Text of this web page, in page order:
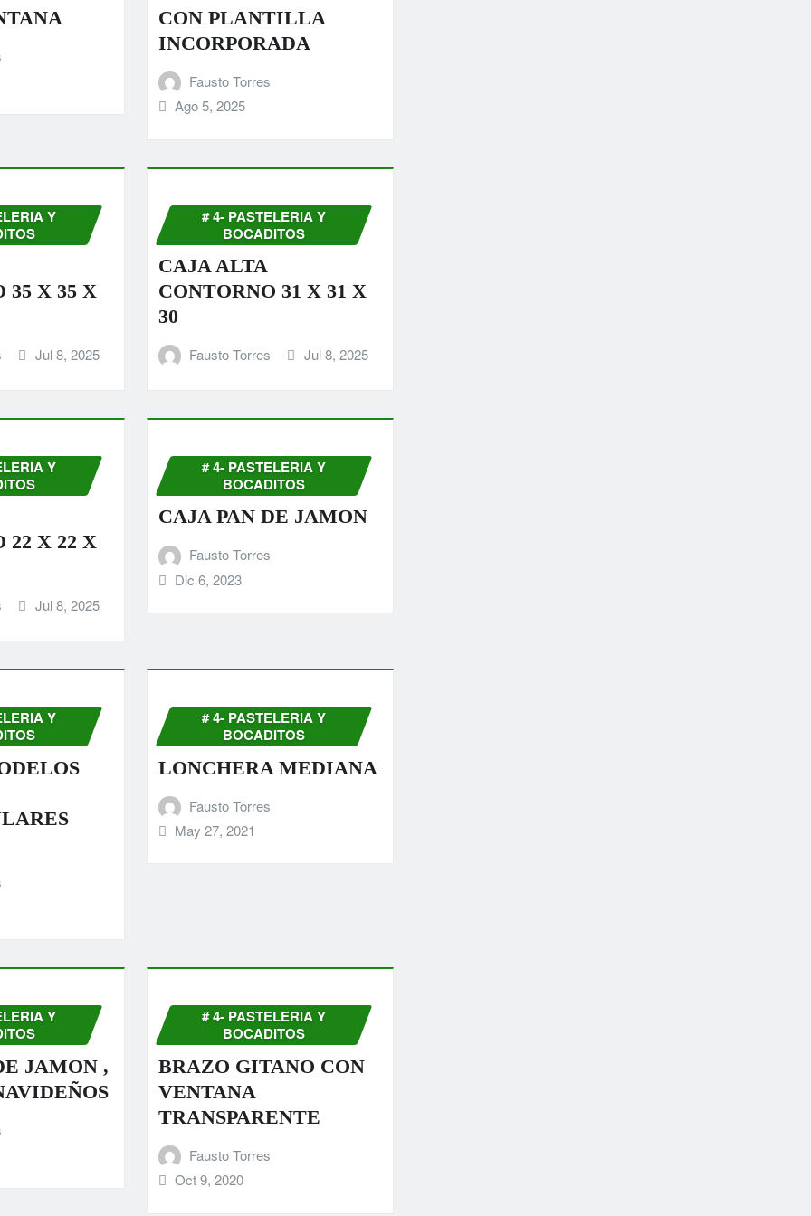
CON PLANTILLA
INCORPORADA
Fausto Torres
Ago 5, 2025
Y
35 X 35 X
Jul 8, 2025
# 4- PASTELERIA Y
BOCADITOS
CAJA ALTA
CONTORNO 31 X 31 X
30
Fausto Torres Jul 8, 2025
Y
22 X 22 X
Jul 8, 2025
# 4- PASTELERIA Y
BOCADITOS
CAJA PAN DE JAMON
Fausto Torres
Dic 6, 2023
Y
# 4- PASTELERIA Y
BOCADITOS
LONCHERA MEDIANA
Fausto Torres
May 27, 2021
Y
JAMON ,
# 4- PASTELERIA Y
BOCADITOS
BRAZO GITANO CON
VENTANA
TRANSPARENTE
Fausto Torres
Oct 9, 2020